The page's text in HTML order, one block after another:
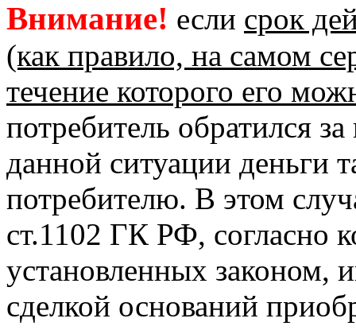
Внимание! если срок
(как правило, на самом
течение которого его
потребитель обратился
данной ситуации деньги
потребителю. В этом
ст.1102 ГК РФ, согласно
установленных законом,
сделкой оснований